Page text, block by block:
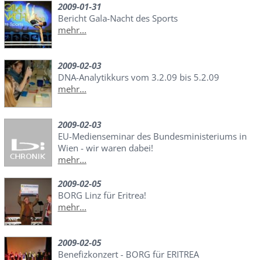
2009-01-31
Bericht Gala-Nacht des Sports
mehr...
2009-02-03
DNA-Analytikkurs vom 3.2.09 bis 5.2.09
mehr...
2009-02-03
EU-Medienseminar des Bundesministeriums in
Wien - wir waren dabei!
mehr...
2009-02-05
BORG Linz für Eritrea!
mehr...
2009-02-05
Benefizkonzert - BORG für ERITREA